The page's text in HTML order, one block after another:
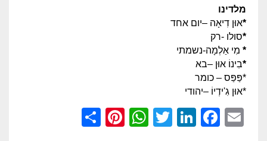
מלדינו
*אוּן דִיאָה –יום אחד
*סולו -רק
* מִי אַלְמָה-נשמתי
*בִינוֹ אוּן –בא
*פַּפַּס – כומר
*אוּן גִ'ידְיוֹ –יהודי
Email
Facebook
LinkedIn
Twitter
WhatsApp
Pinterest